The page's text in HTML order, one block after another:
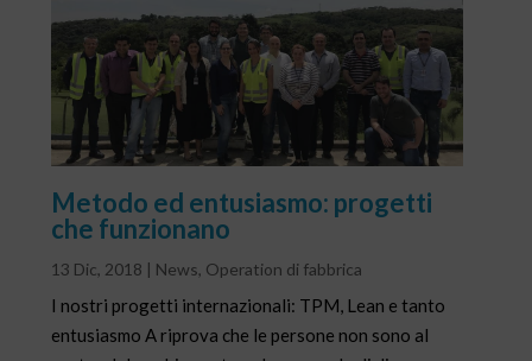
Metodo ed entusiasmo: progetti
che funzionano
13 Dic, 2018 | News, Operation di fabbrica
I nostri progetti internazionali: TPM, Lean e tanto
entusiasmo A riprova che le persone non sono al